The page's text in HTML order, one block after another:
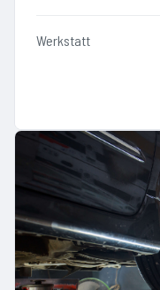
Werkstatt